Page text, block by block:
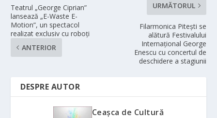
Teatrul „George Ciprian”
lansează „E-Waste E-
Motion”, un spectacol
realizat exclusiv cu roboți
ANTERIOR
URMĂTORUL
Filarmonica Piteşti se
alătură Festivalului
Internaţional George
Enescu cu concertul de
deschidere a stagiunii
DESPRE AUTOR
Ceașca de Cultură